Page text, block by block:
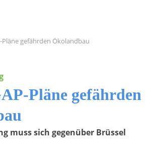
Pläne gefährden Ökolandbau
Pläne gefährden
muss sich gegenüber Brüssel